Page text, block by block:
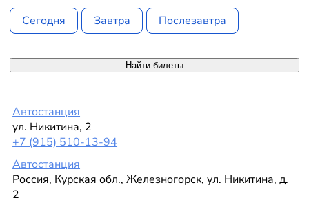
Сегодня Завтра Послезавтра
Найти билеты
Автостанция
ул. Никитина, 2
+7 (915) 510-13-94
Автостанция
Россия, Курская обл., Железногорск, ул. Никитина, д.
2